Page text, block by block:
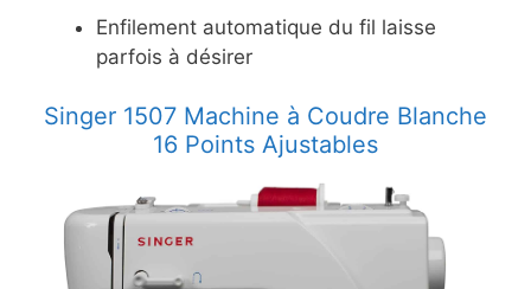
Enfilement automatique du fil laisse
parfois à désirer
Singer 1507 Machine à Coudre Blanche
16 Points Ajustables